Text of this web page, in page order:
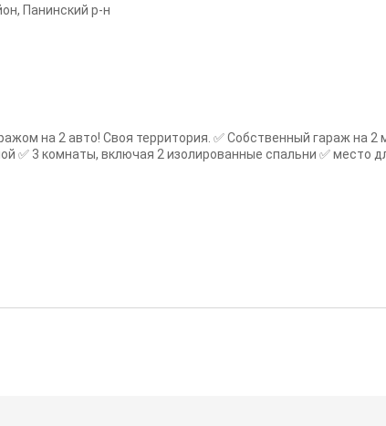
, Панинский р-н
на 2 авто! Своя территория. ✅ Собственный гараж на
✅ 3 комнаты, включая 2 изолированные спальни ✅ место